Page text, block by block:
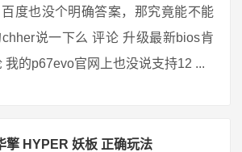
度也没个明确答案，那究竟能不能
说一下么 评论 升级最新bios肯
我的p67evo官网上也没说支持12 ...
擎 HYPER 妖板 正确玩法